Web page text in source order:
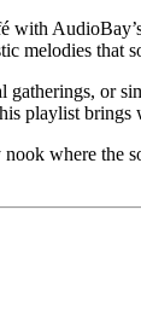
with
melodies that
gatherings, or
playlist
where the